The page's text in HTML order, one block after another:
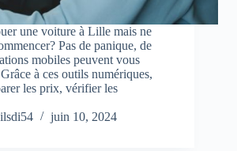
une voiture à Lille mais ne
Pas de panique, de
mobiles peuvent vous
à ces outils numériques,
les prix, vérifier les
juin 10, 2024